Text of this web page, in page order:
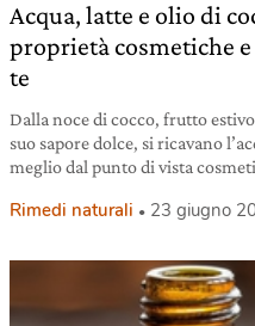
Acqua, latte e olio di
proprietà cosmetiche
te
Dalla noce di cocco, frutto
suo sapore dolce, si ricavano
meglio dal punto di vista
Rimedi naturali 23 giugno